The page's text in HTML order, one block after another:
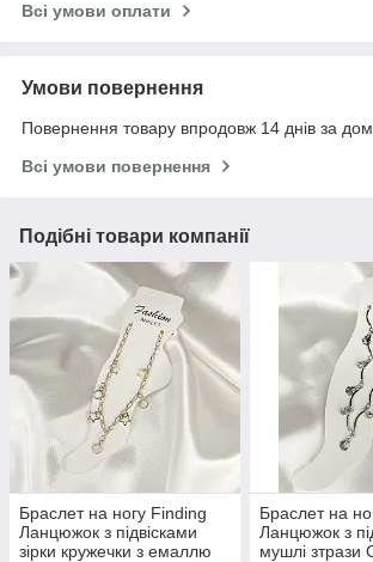
Всі умови оплати
Умови повернення
Повернення товару впродовж 14 днів за
Всі умови повернення
Подібні товари компанії
Браслет на ногу Finding
Ланцюжок з підвісками
зірки кружечки з емаллю
Браслет на
Ланцюжок з
мушлі зтрази